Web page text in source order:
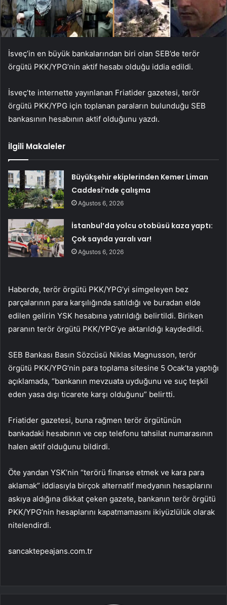
İsveç’in en büyük bankalarından biri olan SEB’de terör
örgütü PKK/YPG’nin aktif hesabı olduğu iddia edildi.
İsveç’te internette yayınlanan Friatider gazetesi, terör
örgütü PKK/YPG için toplanan paraların bulunduğu SEB
bankasının hesabının aktif olduğunu yazdı.
İlgili Makaleler
Büyükşehir ekiplerinden Kemer Liman
Caddesi’nde çalışma
Ağustos 6, 2026
İstanbul’da yolcu otobüsü kaza yaptı:
Çok sayıda yaralı var!
Ağustos 6, 2026
Haberde, terör örgütü PKK/YPG’yi simgeleyen bez
parçalarının para karşılığında satıldığı ve buradan elde
edilen gelirin YSK hesabına yatırıldığı belirtildi. Biriken
paranın terör örgütü PKK/YPG’ye aktarıldığı kaydedildi.
SEB Bankası Basın Sözcüsü Niklas Magnusson, terör
örgütü PKK/YPG’nin para toplama sitesine 5 Ocak’ta yaptığı
açıklamada, “bankanın mevzuata uyduğunu ve suç teşkil
eden yasa dışı ticarete karşı olduğunu” belirtti.
Friatider gazetesi, buna rağmen terör örgütünün
bankadaki hesabının ve cep telefonu tahsilat numarasının
halen aktif olduğunu bildirdi.
Öte yandan YSK’nin “terörü finanse etmek ve kara para
aklamak” iddiasıyla birçok alternatif medyanın hesaplarını
askıya aldığına dikkat çeken gazete, bankanın terör örgütü
PKK/YPG’nin hesaplarını kapatmamasını ikiyüzlülük olarak
nitelendirdi.
sancaktepeajans.com.tr